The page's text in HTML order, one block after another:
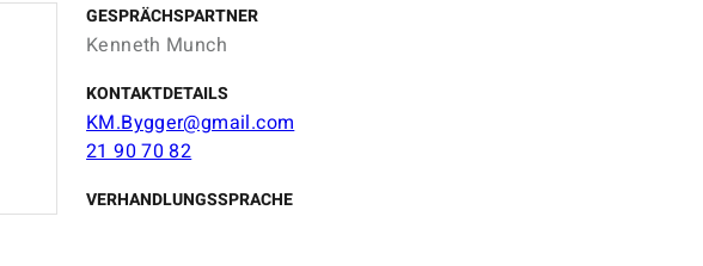
GESPRÄCHSPARTNER
Kenneth Munch
KONTAKTDETAILS
KM.Bygger@gmail.com
21 90 70 82
VERHANDLUNGSSPRACHE